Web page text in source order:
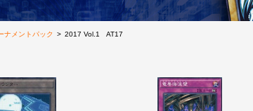
ナメントパック > 2017 Vol.1 AT17